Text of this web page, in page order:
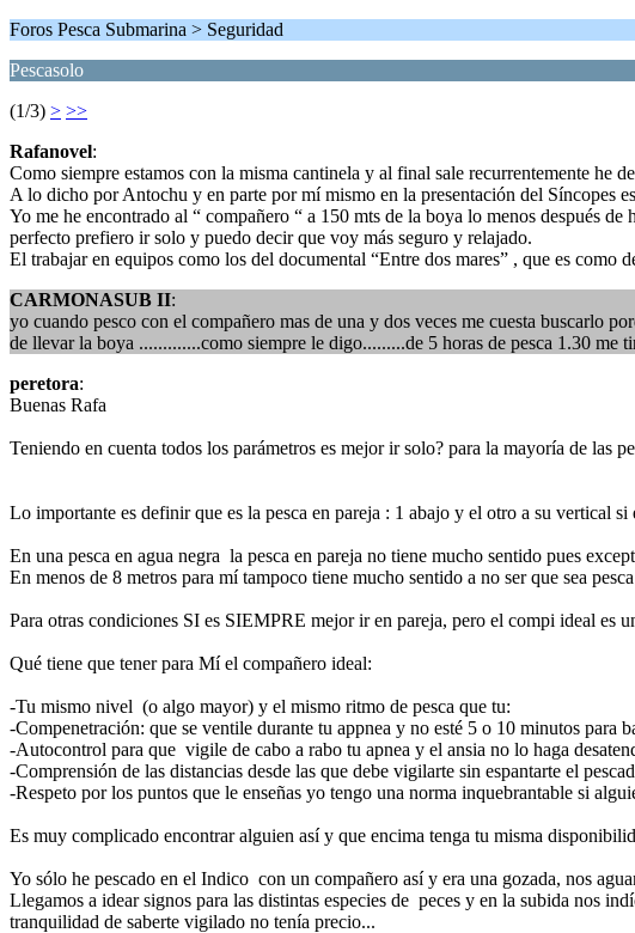
Foros Pesca Submarina > Seguridad
Pescasolo
(1/3) > >>
Rafanovel:
Como siempre estamos con la misma cantinela y al final sale recurrentemente he
A lo dicho por Antochu y en parte por mí mismo en la presentación del Síncopes
Yo me he encontrado al “ compañero “ a 150 mts de la boya lo menos después
perfecto prefiero ir solo y puedo decir que voy más seguro y relajado.
El trabajar en equipos como los del documental “Entre dos mares” , que es como
CARMONASUB II:
yo cuando pesco con el compañero mas de una y dos veces me cuesta buscarlo
de llevar la boya .............como siempre le digo.........de 5 horas de pesca 1.30 me
peretora:
Buenas Rafa
Teniendo en cuenta todos los parámetros es mejor ir solo? para la mayoría de las
Lo importante es definir que es la pesca en pareja : 1 abajo y el otro a su vertical
En una pesca en agua negra la pesca en pareja no tiene mucho sentido pues
En menos de 8 metros para mí tampoco tiene mucho sentido a no ser que sea
Para otras condiciones SI es SIEMPRE mejor ir en pareja, pero el compi ideal es
Qué tiene que tener para Mí el compañero ideal:
-Tu mismo nivel (o algo mayor) y el mismo ritmo de pesca que tu:
-Compenetración: que se ventile durante tu appnea y no esté 5 o 10 minutos para
-Autocontrol para que vigile de cabo a rabo tu apnea y el ansia no lo haga
-Comprensión de las distancias desde las que debe vigilarte sin espantarte el
-Respeto por los puntos que le enseñas yo tengo una norma inquebrantable si
Es muy complicado encontrar alguien así y que encima tenga tu misma
Yo sólo he pescado en el Indico con un compañero así y era una gozada, nos
Llegamos a idear signos para las distintas especies de peces y en la subida nos
tranquilidad de saberte vigilado no tenía precio...